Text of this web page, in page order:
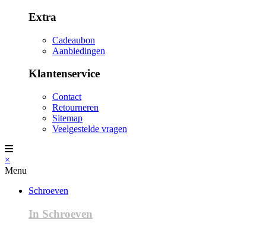
Extra
Cadeaubon
Aanbiedingen
Klantenservice
Contact
Retourneren
Sitemap
Veelgestelde vragen
×
Menu
Schroeven
In Schroeven